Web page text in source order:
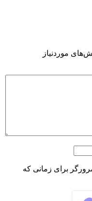
موردنیاز
برای زمانی که